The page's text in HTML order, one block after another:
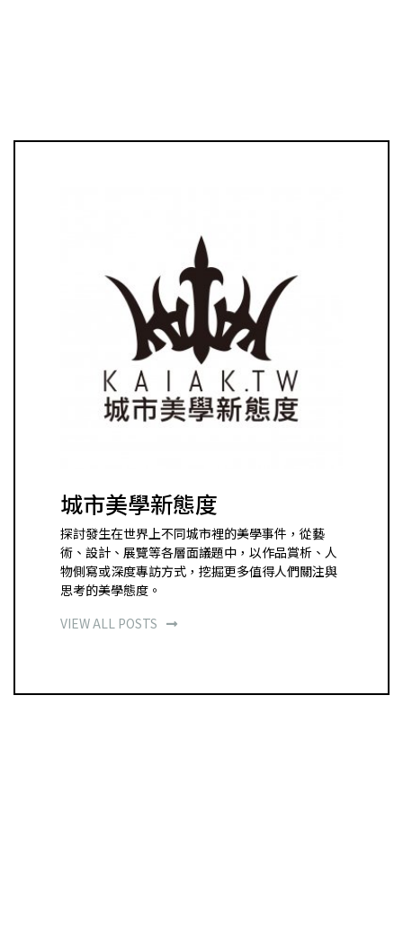
城市美學新態度
探討發生在世界上不同城市裡的美學事件，從藝
術、設計、展覽等各層面議題中，以作品賞析、人
物側寫或深度專訪方式，挖掘更多值得人們關注與
思考的美學態度。
VIEW ALL POSTS